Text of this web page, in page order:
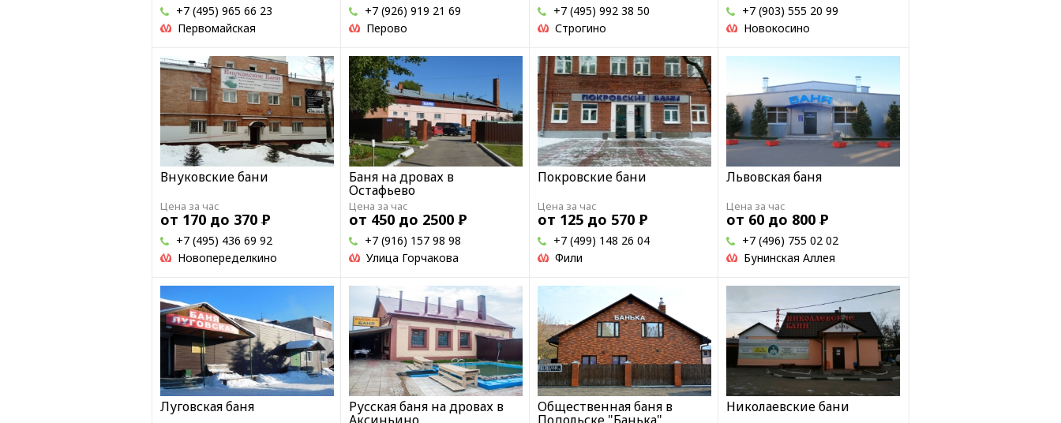
Первомайская
+7 (495) 965 66 23
Перово
+7 (926) 919 21 69
Строгино
+7 (495) 992 38 50
Новокосино
+7 (903) 555 20 99
Внуковские бани
Цена за час
от 170 до 370 Р
Новопеределкино
+7 (495) 436 69 92
Баня на дровах в
Остафьево
Цена за час
от 450 до 2500 Р
Улица Горчакова
+7 (916) 157 98 98
Покровские бани
Цена за час
от 125 до 570 Р
Фили
+7 (499) 148 26 04
Львовская баня
Цена за час
от 60 до 800 Р
Бунинская Аллея
+7 (496) 755 02 02
Луговская баня Русская баня на дровах в Общественная баня в Николаевские бани